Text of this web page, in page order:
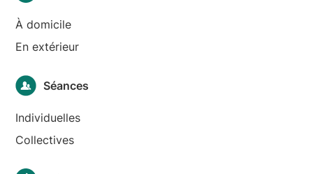
À domicile
En extérieur
Séances
Individuelles
Collectives